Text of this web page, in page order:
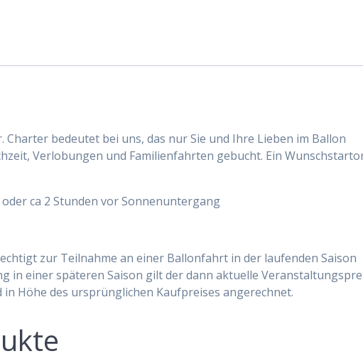
Charter bedeutet bei uns, das nur Sie und Ihre Lieben im Ballon
Verlobungen und Familienfahrten gebucht. Ein
ca 2 Stunden vor Sonnenuntergang
zur Teilnahme an einer Ballonfahrt in der laufenden Saison
in einer späteren Saison gilt der dann aktuelle
in Höhe des ursprünglichen Kaufpreises angerechnet.